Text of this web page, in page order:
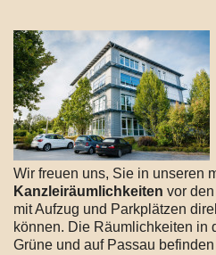
Wir freuen uns, Sie in unseren
Kanzleiräumlichkeiten vor
mit Aufzug und Parkplätzen
können. Die Räumlichkeiten in
Grüne und auf Passau